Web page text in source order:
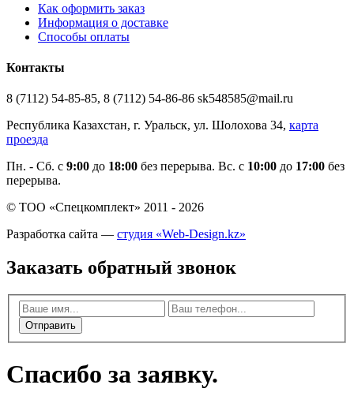
Как оформить заказ
Информация о доставке
Способы оплаты
Контакты
8 (7112) 54-85-85, 8 (7112) 54-86-86 sk548585@mail.ru
Республика Казахстан, г. Уральск, ул. Шолохова 34, карта
проезда
Пн. - Cб. с 9:00 до 18:00 без перерыва. Вс. с 10:00 до 17:00 без
перерыва.
© ТОО «Спецкомплект» 2011 - 2026
Разработка сайта — студия «Web-Design.kz»
Заказать обратный звонок
Отправить
Спасибо за заявку.